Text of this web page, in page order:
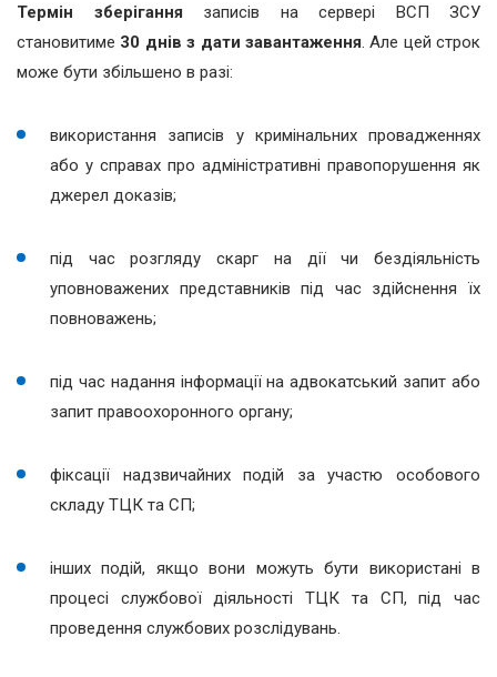
Термін зберігання записів на сервері ВСП ЗСУ
становитиме 30 днів з дати завантаження. Але цей строк
може бути збільшено в разі:
використання записів у кримінальних провадженнях
або у справах про адміністративні правопорушення як
джерел доказів;
під час розгляду скарг на дії чи бездіяльність
уповноважених представників під час здійснення їх
повноважень;
під час надання інформації на адвокатський запит або
запит правоохоронного органу;
фіксації надзвичайних подій за участю особового
складу ТЦК та СП;
інших подій, якщо вони можуть бути використані в
процесі службової діяльності ТЦК та СП, під час
проведення службових розслідувань.